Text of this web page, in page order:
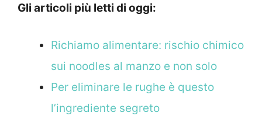
Gli articoli più letti di oggi:
Richiamo alimentare: rischio chimico
sui noodles al manzo e non solo
Per eliminare le rughe è questo
l’ingrediente segreto